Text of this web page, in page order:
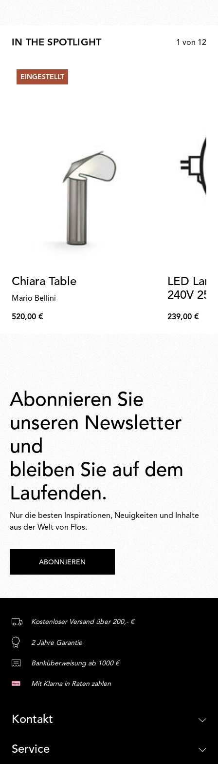
IN THE SPOTLIGHT 1 von 12
EINGESTELLT
Chiara Table
Mario Bellini
520,00
520,00 €
LED
240V
239,00
239,00 €
Abonnieren Sie
unseren Newsletter
und
bleiben Sie auf dem
Laufenden.
Nur die besten Inspirationen, Neuigkeiten und Inhalte
aus der Welt von Flos.
ABONNIEREN
Kostenloser Versand über 200,- €
2 Jahre Garantie
Banküberweisung ab 1000 €
Mit Klarna in Raten zahlen
Kontakt
Service